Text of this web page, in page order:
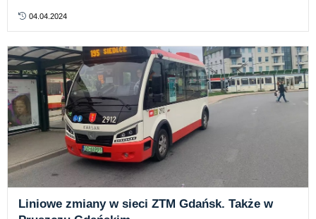
04.04.2024
Liniowe zmiany w sieci ZTM Gdańsk. Także w